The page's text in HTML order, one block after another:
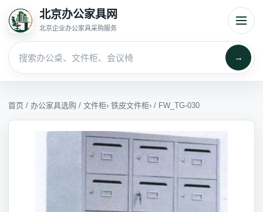
北京办公家具网
北京企业办公家具采购服务
→
首页 / 办公家具选购 / 文件柜› 铁皮文件柜› / FW_TG-030